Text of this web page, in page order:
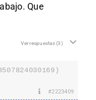
Que
Ver respuestas(3)
#2223409